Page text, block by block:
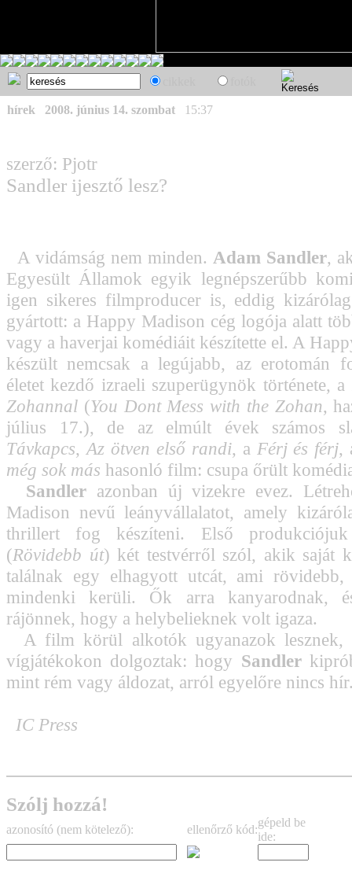
hírek 2008. június 14. szombat 15:37
szerző: Pjotr
Sandler ijesztő lesz?
A vidámság nem minden. Adam Sandler,
Egyesült Államok egyik legnépszerűbb
igen sikeres filmproducer is, eddig
gyártott: a Happy Madison cég logója alatt
vagy a haverjai komédiáit készítette el. A
készült nemcsak a legújabb, az erotomán
életet kezdő izraeli szuperügynök története, a
Zohannal (You Dont Mess with the Zohan,
július 17.), de az elmúlt évek számos
Távkapcs, Az ötven első randi, a Férj és férj,
még sok más hasonló film: csupa őrült
Sandler azonban új vizekre evez.
Madison nevű leányvállalatot, amely
thrillert fog készíteni. Első
(Rövidebb út) két testvérről szól, akik saját
találnak egy elhagyott utcát, ami rövidebb,
mindenki kerüli. Ők arra kanyarodnak,
rájönnek, hogy a helybelieknek volt igaza.
A film körül alkotók ugyanazok lesznek,
vígjátékokon dolgoztak: hogy Sandler
mint rém vagy áldozat, arról egyelőre nincs
IC Press
Szólj hozzá!
azonosító (nem kötelező): ellenőrző kód:
gépeld be
ide: